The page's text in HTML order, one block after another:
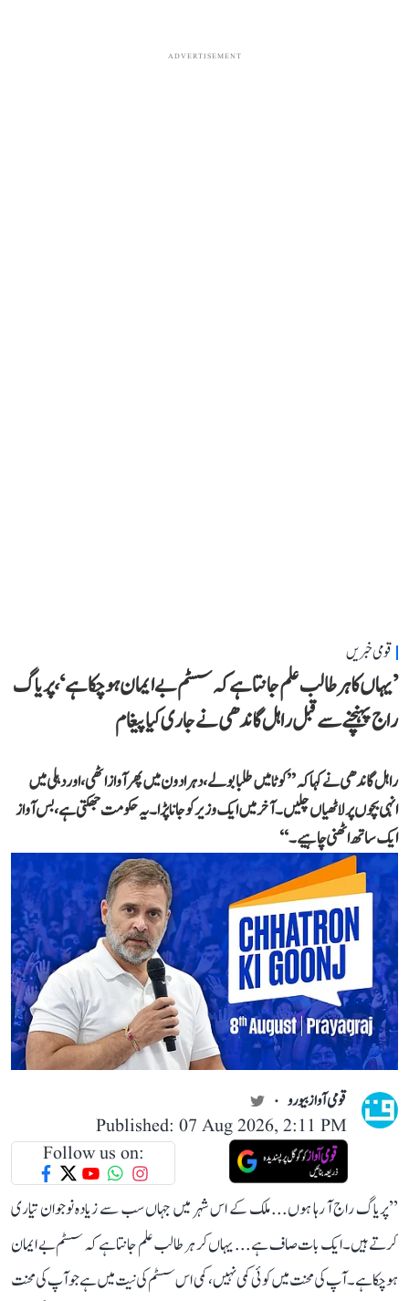
ADVERTISEMENT
قومی خبریں
’یہاں کا ہر طالب علم جانتا ہے کہ سسٹم بے ایمان ہو چکا ہے‘، پریاگ
راج پہنچنے سے قبل راہل گاندھی نے جاری کیا پیغام
راہل گاندھی نے کہا کہ ’’کوٹا میں طلبا بولے، دہرادون میں پھر آواز اٹھی، اور دہلی میں
انہی بچوں پر لاٹھیاں چلیں۔ آخر میں ایک وزیر کو جانا پڑا۔ یہ حکومت جھکتی ہے، بس آواز
ایک ساتھ اٹھنی چاہیے۔‘‘
قومی آواز بیورو
Published: 07 Aug 2026, 2:11 PM
Follow us on:
’’پریاگ راج آ رہا ہوں... ملک کے اس شہر میں جہاں سب سے زیادہ نوجوان تیاری
کرتے ہیں۔ ایک بات صاف ہے... یہاں کر ہر طالب علم جانتا ہے کہ سسٹم بے ایمان
ہو چکا ہے۔ آپ کی محنت میں کوئی کمی نہیں، کمی اس سسٹم کی نیت میں ہے جو آپ کی محنت